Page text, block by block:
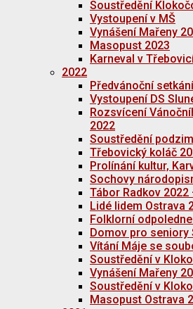
Soustředění
Vystoupení v MŠ
Vynášení Mařeny
Masopust 2023
Karneval v
2022
Předvánoční
Vystoupení DS
Rozsvícení
2022
Soustředění
Třebovický koláč
Prolínání kultur,
Sochovy
Tábor Radkov
Lidé lidem Ostrava
Folklorní
Domov pro seniory
Vítání Máje se
Soustředění v
Vynášení Mařeny
Soustředění v
Masopust Ostrava